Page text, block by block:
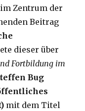
Zentrum der
Beitrag
dieser über
Fortbildung im
Bug
mit dem Titel